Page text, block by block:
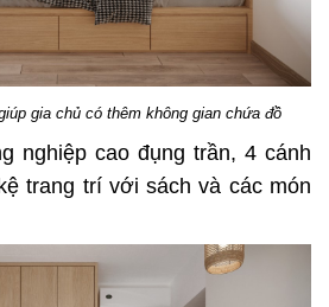
gia chủ có thêm không gian chứa đồ
nghiệp cao đụng trần, 4 cánh
trang trí với sách và các món